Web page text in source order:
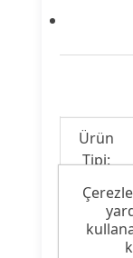
Ürün
Tipi:
Ürün
Özelliği: